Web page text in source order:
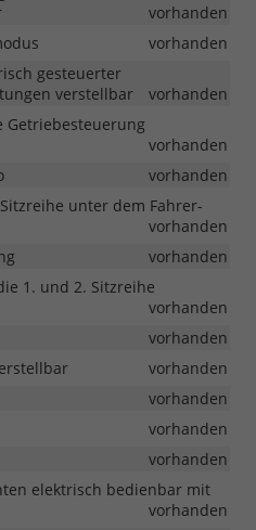
vorhanden
vorhanden
gesteuerter
verstellbar
vorhanden
Getriebesteuerung
vorhanden
vorhanden
unter dem Fahrer-
vorhanden
vorhanden
1. und 2. Sitzreihe
vorhanden
vorhanden
vorhanden
vorhanden
vorhanden
vorhanden
elektrisch bedienbar mit
vorhanden